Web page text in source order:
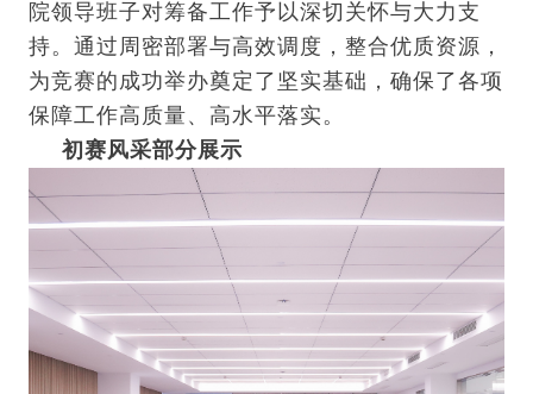
院领导班子对筹备工作予以深切关怀与大力支
持。通过周密部署与高效调度，整合优质资源，
为竞赛的成功举办奠定了坚实基础，确保了各项
保障工作高质量、高水平落实。
初赛风采部分展示